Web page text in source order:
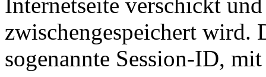
zwischengespeichert wird.
sogenannte Session-ID,